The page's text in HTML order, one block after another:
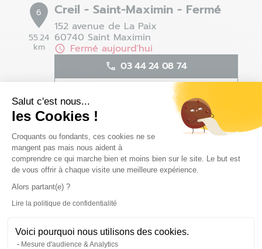
Salut c'est nous...
les Cookies !
Plateforme de Gestion du
Croquants ou fondants, ces cookies ne se
mangent pas mais nous aident à
comprendre ce qui marche bien et moins bien sur le site. Le but est
de vous offrir à chaque visite une meilleure expérience.
Alors partant(e) ?
Lire la politique de confidentialité
Voici pourquoi nous utilisons des cookies.
Mesure d'audience & Analytics
Axeptio consent
6
55.24
km
Creil - Saint-Maximin - Fermé
152 avenue de La Paix
60740 Saint Maximin
Fermé aujourd'hui
03 44 24 08 74
Voir la fiche magasin
Définir comme magasin préféré
7
61.15
km
Chartres - Barjouville - Fermé
1 Rue de la Torche
28630 Barjouville
Fermé aujourd'hui
Voir la fiche magasin